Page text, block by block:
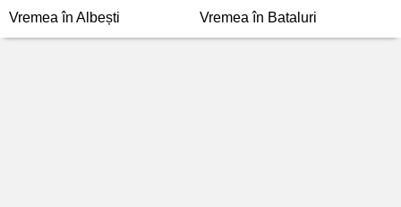
Vremea în Albești Vremea în Bataluri